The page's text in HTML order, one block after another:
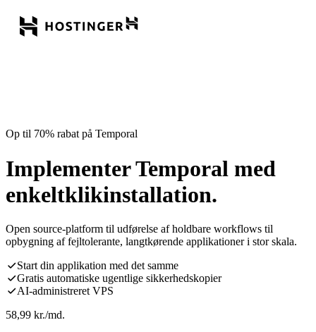
Op til 70% rabat på Temporal
Implementer Temporal med
enkeltklikinstallation.
Open source-platform til udførelse af holdbare workflows til
opbygning af fejltolerante, langtkørende applikationer i stor skala.
Start din applikation med det samme
Gratis automatiske ugentlige sikkerhedskopier
AI-administreret VPS
58,99 kr./md.